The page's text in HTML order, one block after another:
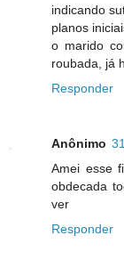
indicando
planos
o marido
roubada, já
Responder
Anônimo
Amei esse
obdecada
ver
Responder